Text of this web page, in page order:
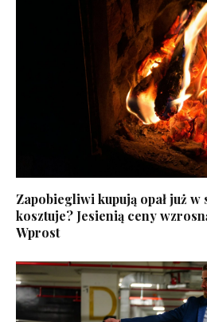
Zapobiegliwi kupują opał już
kosztuje? Jesienią ceny
Wprost